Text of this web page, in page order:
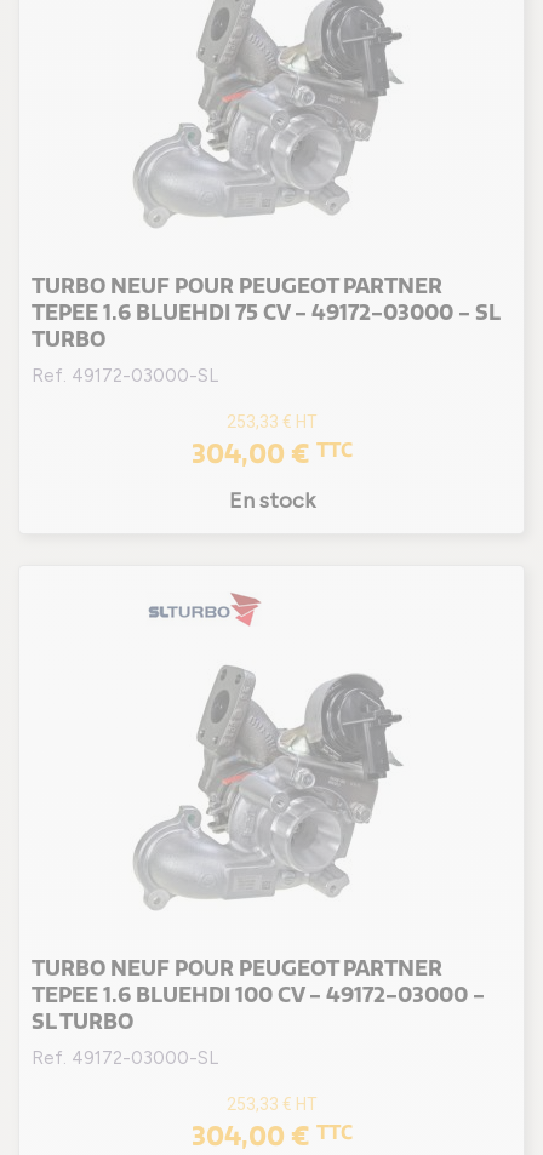
TURBO NEUF POUR PEUGEOT PARTNER
TEPEE 1.6 BLUEHDI 75 CV - 49172-03000 - SL
TURBO
Ref. 49172-03000-SL
253,33 € HT
304,00 € TTC
En stock
TURBO NEUF POUR PEUGEOT PARTNER
TEPEE 1.6 BLUEHDI 100 CV - 49172-03000 -
SL TURBO
Ref. 49172-03000-SL
253,33 € HT
304,00 € TTC